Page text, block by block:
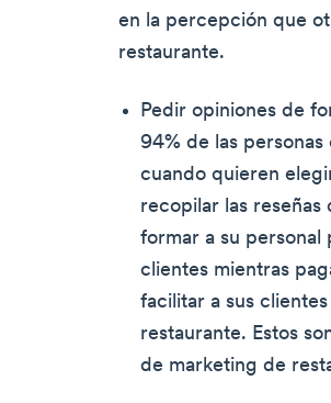
en la percepción que
restaurante.
Pedir opiniones de
94% de las personas
cuando quieren
recopilar las reseñas
formar a su personal
clientes mientras
facilitar a sus
restaurante. Estos
de marketing de